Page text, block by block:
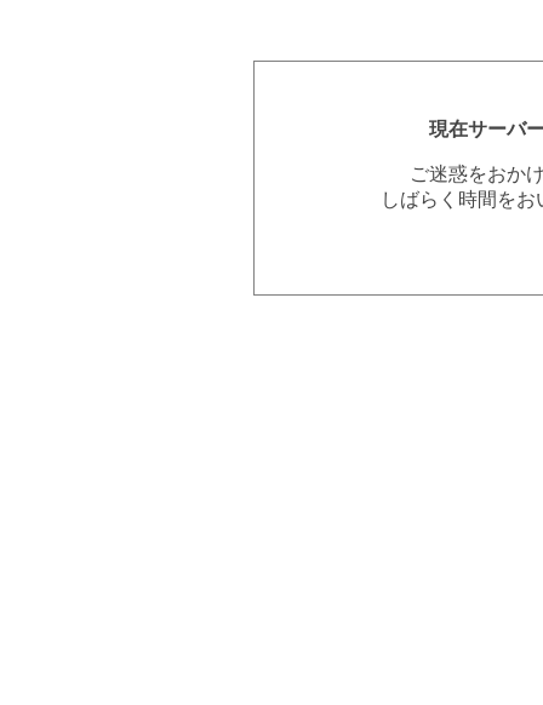
現在サーバ
ご迷惑をおか
しばらく時間を